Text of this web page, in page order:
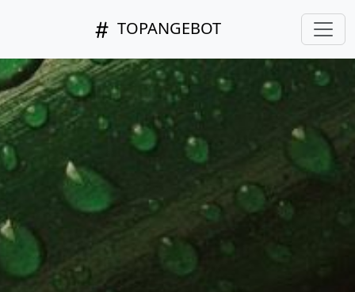
TOPANGEBOT